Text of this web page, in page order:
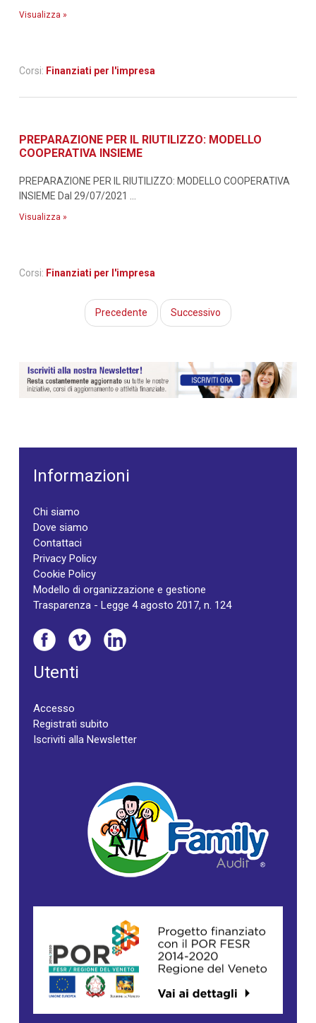
Visualizza »
Corsi: Finanziati per l'impresa
PREPARAZIONE PER IL RIUTILIZZO: MODELLO
COOPERATIVA INSIEME
PREPARAZIONE PER IL RIUTILIZZO: MODELLO COOPERATIVA
INSIEME Dal 29/07/2021 ...
Visualizza »
Corsi: Finanziati per l'impresa
Precedente Successivo
Informazioni
Chi siamo
Dove siamo
Contattaci
Privacy Policy
Cookie Policy
Modello di organizzazione e gestione
Trasparenza - Legge 4 agosto 2017, n. 124
Utenti
Accesso
Registrati subito
Iscriviti alla Newsletter